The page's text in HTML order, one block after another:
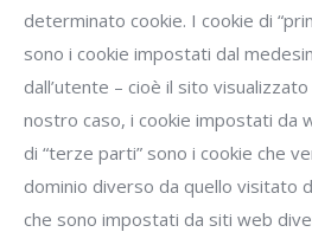
determinato cookie. I cookie di
sono i cookie impostati dal
dall’utente – cioè il sito
nostro caso, i cookie impostati da
di “terze parti” sono i cookie che
dominio diverso da quello visitato
che sono impostati da siti web